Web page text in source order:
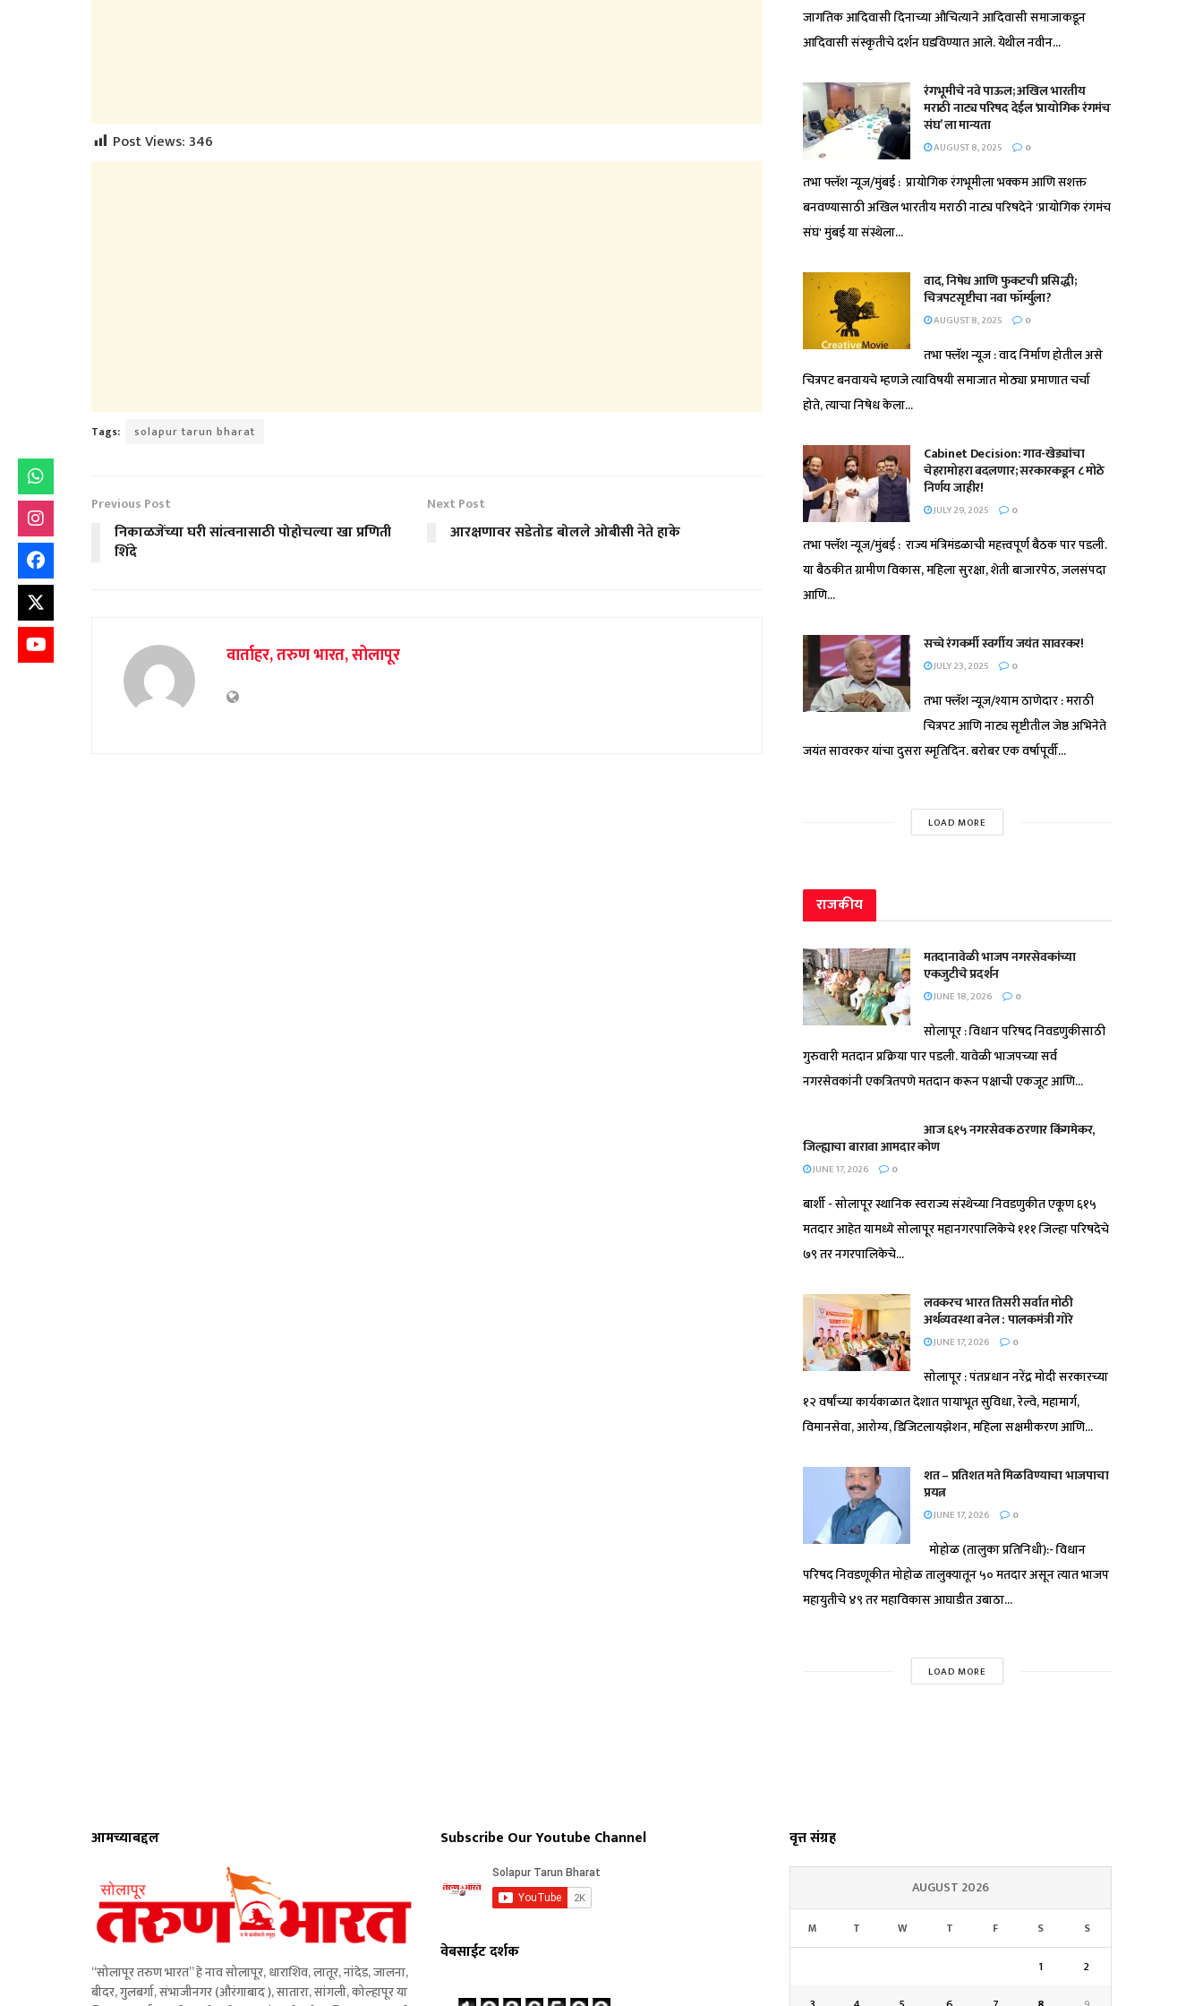
Post Views:346
Tags: solapur tarun bharat
Previous Post
निकाळजेंच्या घरी सांत्वनासाठी पोहोचल्या खा प्रणिती
शिंदे
Next Post
आरक्षणावर सडेतोड बोलले ओबीसी नेते हाके
वार्ताहर, तरुण भारत, सोलापूर
जागतिक आदिवासी दिनाच्या औचित्याने आदिवासी समाजाकडून
आदिवासी संस्कृतीचे दर्शन घडविण्यात आले. येथील नवीन...
रंगभूमीचे नवे पाऊल; अखिल भारतीय
मराठी नाट्य परिषद देईल ‘प्रायोगिक रंगमंच
संघ’ ला मान्यता
AUGUST 8, 2025 0
तभा फ्लॅश न्यूज/मुंबई : प्रायोगिक रंगभूमीला भक्कम आणि सशक्त
बनवण्यासाठी अखिल भारतीय मराठी नाट्य परिषदेने 'प्रायोगिक रंगमंच
संघ' मुंबई या संस्थेला...
वाद, निषेध आणि फुकटची प्रसिद्धी;
चित्रपटसृष्टीचा नवा फॉर्म्युला?
AUGUST 8, 2025 0
तभा फ्लॅश न्यूज : वाद निर्माण होतील असे
चित्रपट बनवायचे म्हणजे त्याविषयी समाजात मोठ्या प्रमाणात चर्चा
होते, त्याचा निषेध केला...
Cabinet Decision: गाव-खेड्यांचा
चेहरामोहरा बदलणार; सरकारकडून ८ मोठे
निर्णय जाहीर!
JULY 29, 2025 0
तभा फ्लॅश न्यूज/मुंबई : राज्य मंत्रिमंडळाची महत्त्वपूर्ण बैठक पार पडली.
या बैठकीत ग्रामीण विकास, महिला सुरक्षा, शेती बाजारपेठ, जलसंपदा
आणि...
सच्चे रंगकर्मी स्वर्गीय जयंत सावरकर!
JULY 23, 2025 0
तभा फ्लॅश न्यूज/श्याम ठाणेदार : मराठी
चित्रपट आणि नाट्य सृष्टीतील जेष्ठ अभिनेते
जयंत सावरकर यांचा दुसरा स्मृतिदिन. बरोबर एक वर्षापूर्वी...
LOAD MORE
राजकीय
मतदानावेळी भाजप नगरसेवकांच्या
एकजुटीचे प्रदर्शन
JUNE 18, 2026 0
सोलापूर : विधान परिषद निवडणुकीसाठी
गुरुवारी मतदान प्रक्रिया पार पडली. यावेळी भाजपच्या सर्व
नगरसेवकांनी एकत्रितपणे मतदान करून पक्षाची एकजूट आणि...
आज ६१५ नगरसेवक ठरणार किंगमेकर,
जिल्ह्याचा बारावा आमदार कोण
JUNE 17, 2026 0
बार्शी - सोलापूर स्थानिक स्वराज्य संस्थेच्या निवडणुकीत एकूण ६१५
मतदार आहेत यामध्ये सोलापूर महानगरपालिकेचे १११ जिल्हा परिषदेचे
७९ तर नगरपालिकेचे...
लवकरच भारत तिसरी सर्वात मोठी
अर्थव्यवस्था बनेल : पालकमंत्री गोरे
JUNE 17, 2026 0
सोलापूर : पंतप्रधान नरेंद्र मोदी सरकारच्या
१२ वर्षांच्या कार्यकाळात देशात पायाभूत सुविधा, रेल्वे, महामार्ग,
विमानसेवा, आरोग्य, डिजिटलायझेशन, महिला सक्षमीकरण आणि...
शत – प्रतिशत मते मिळविण्याचा भाजपाचा
प्रयत्न
JUNE 17, 2026 0
मोहोळ (तालुका प्रतिनिधी):- विधान
परिषद निवडणूकीत मोहोळ तालुक्यातून ५० मतदार असून त्यात भाजप
महायुतीचे ४९ तर महाविकास आघाडीत उबाठा...
LOAD MORE
आमच्याबद्दल
“सोलापूर तरुण भारत” हे नाव सोलापूर, धाराशिव, लातूर, नांदेड, जालना,
बीदर, गुलबर्गा, संभाजीनगर (औरंगाबाद ), सातारा, सांगली, कोल्हापूर या
Subscribe Our Youtube Channel
वेबसाईट दर्शक
वृत्त संग्रह
AUGUST 2026
M T W T F S S
1
2